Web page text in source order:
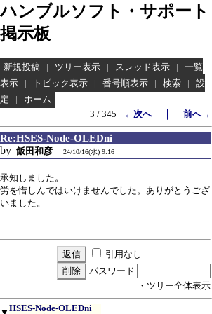
ハンブルソフト・サポート
掲示板
新規投稿 | ツリー表示 | スレッド表示 |
一覧
表示
| トピック表示 | 番号順表示 | 検索 |
設
定
|
ホーム
3 / 345
←次へ｜ 前へ→
Re:HSES-Node-OLEDni
by 飯田和彦 24/10/16(水) 9:16
承知しました。
労を惜しんではいけませんでした。ありがとうござ
いました。
引用なし
パスワード
・ツリー全体表示
HSES-Node-OLEDni